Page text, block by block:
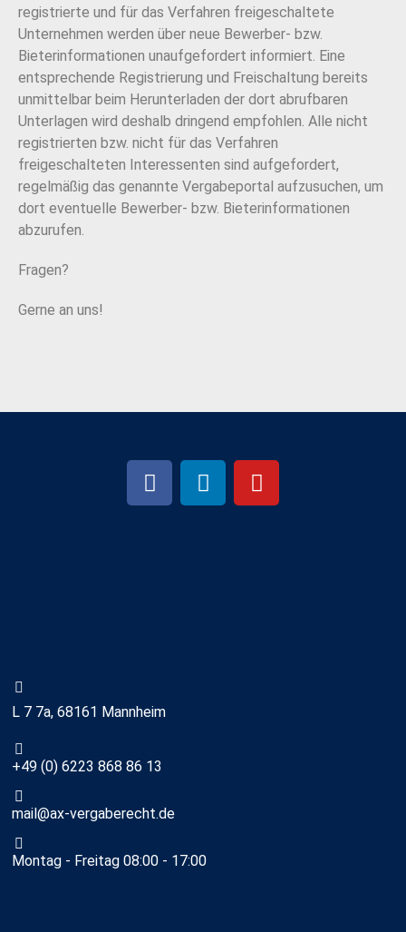
registrierte und für das Verfahren freigeschaltete
Unternehmen werden über neue Bewerber- bzw.
Bieterinformationen unaufgefordert informiert. Eine
entsprechende Registrierung und Freischaltung bereits
unmittelbar beim Herunterladen der dort abrufbaren
Unterlagen wird deshalb dringend empfohlen. Alle nicht
registrierten bzw. nicht für das Verfahren
freigeschalteten Interessenten sind aufgefordert,
regelmäßig das genannte Vergabeportal aufzusuchen, um
dort eventuelle Bewerber- bzw. Bieterinformationen
abzurufen.
Fragen?
Gerne an uns!
L 7 7a, 68161 Mannheim
+49 (0) 6223 868 86 13
mail@ax-vergaberecht.de
Montag - Freitag 08:00 - 17:00